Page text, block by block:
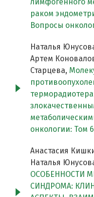
лимфогенного
раком
Вопросы
Наталья
Артем
Старцева,
онкологии: Том
Анастасия
Наталья
ОСОБЕННОСТИ
СИНДРОМА: